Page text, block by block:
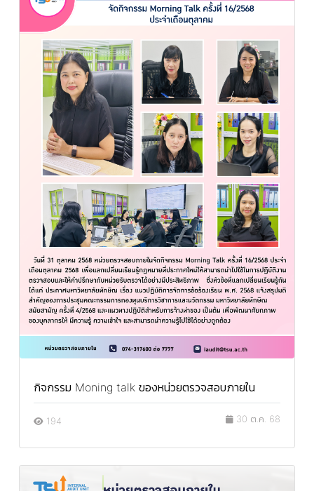
กิจกรรม Moning talk ของหน่วยตรวจสอบภายใน
194 30 ต.ค. 68